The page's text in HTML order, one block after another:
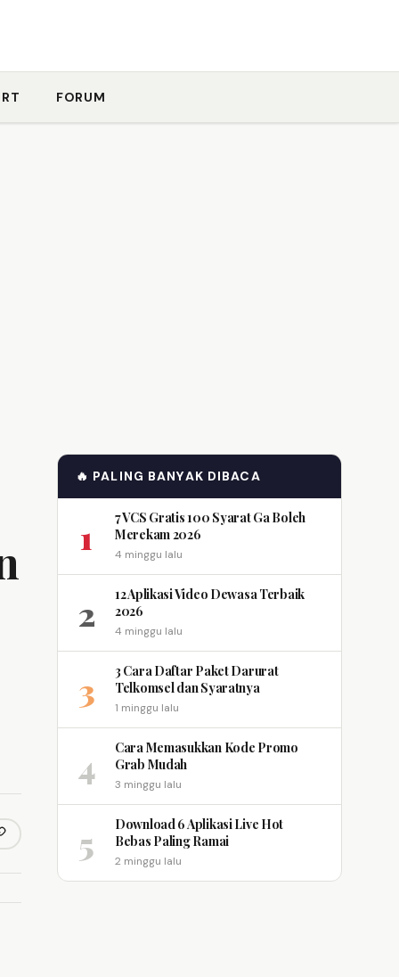
FORUM
link
🔥 PALING BANYAK DIBACA
1
7 VCS Gratis 100 Syarat Ga Boleh
Merekam 2026
4 minggu lalu
2
12 Aplikasi Video Dewasa Terbaik
2026
4 minggu lalu
3
3 Cara Daftar Paket Darurat
Telkomsel dan Syaratnya
1 minggu lalu
4
Cara Memasukkan Kode Promo
Grab Mudah
3 minggu lalu
5
Download 6 Aplikasi Live Hot
Bebas Paling Ramai
2 minggu lalu